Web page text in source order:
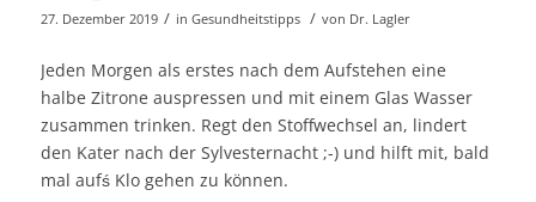
27. Dezember 2019 / in Gesundheitstipps / von Dr. Lagler
Jeden Morgen als erstes nach dem Aufstehen eine
halbe Zitrone auspressen und mit einem Glas Wasser
zusammen trinken. Regt den Stoffwechsel an, lindert
den Kater nach der Sylvesternacht ;-) und hilft mit, bald
mal aufś Klo gehen zu können.